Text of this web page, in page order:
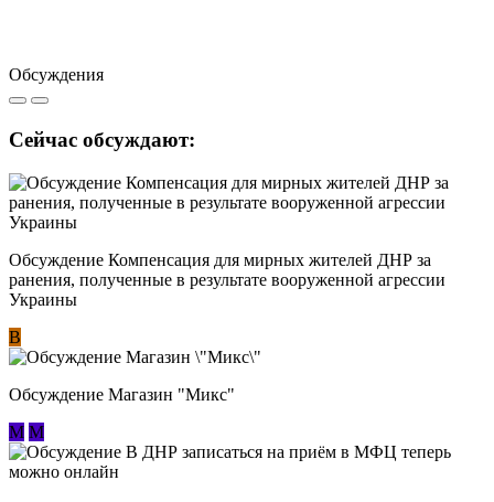
Обсуждения
Сейчас обсуждают:
Обсуждение Компенсация для мирных жителей ДНР за
ранения, полученные в результате вооруженной агрессии
Украины
В
Обсуждение Магазин "Микс"
М М